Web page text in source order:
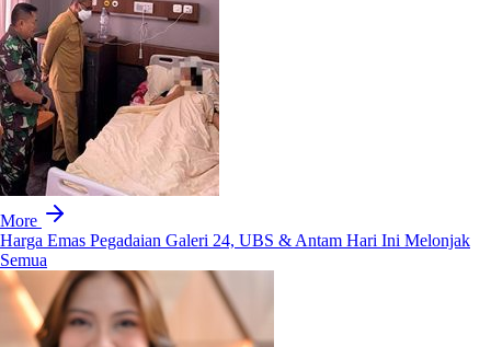
More
Harga Emas Pegadaian Galeri 24, UBS & Antam Hari Ini Melonjak
Semua